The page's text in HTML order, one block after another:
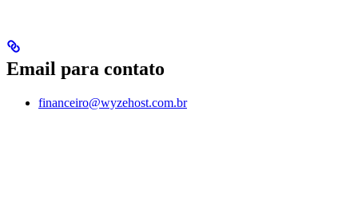
Email para contato
financeiro@wyzehost.com.br